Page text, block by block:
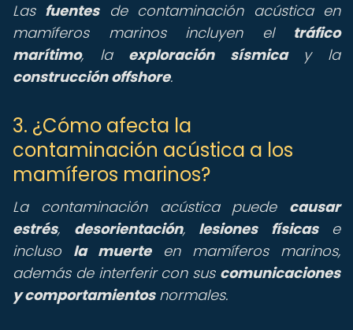
Las fuentesde contaminación acústica en
mamíferos marinos incluyen el tráfico
marítimo, la exploración sísmicay la
construcción offshore.
3. ¿Cómo afecta la
contaminación acústica a los
mamíferos marinos?
La contaminación acústica puede causar
estrés, desorientación, lesiones físicase
incluso la muerteen mamíferos marinos,
además de interferir con sus comunicaciones
y comportamientosnormales.